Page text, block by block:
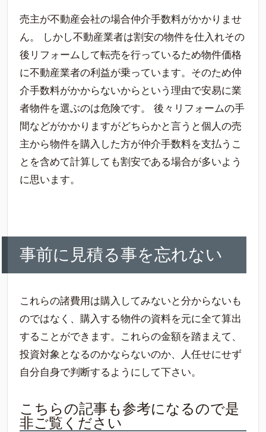
売主が不動産会社の場合仲介手数料がかかりませ
ん。 しかし不動産業者は割安の物件を仕入れその
後リフォームして転売を行っているため物件価格
に不動産業者の利益が乗っています。そのため仲
介手数料がかからないからという理由で安易に業
者物件を選ぶのは危険です。 後々リフォームの手
間などがかかりますがどちらかと言うと個人の売
主から物件を購入した方が仲介手数料を支払うこ
とを含めて計算しても割安である場合が多いよう
に思います。
事前に見積る事を忘れない
これらの諸費用は購入してみないと分からないも
のではなく、購入する物件の資料を元に全て算出
することができます。これらの金額を踏まえて、
投資対象となるのかならないのか、人任せにせず
自分自身で判断するようにして下さい。
こちらの記事も参考になるので是
非ご覧ください